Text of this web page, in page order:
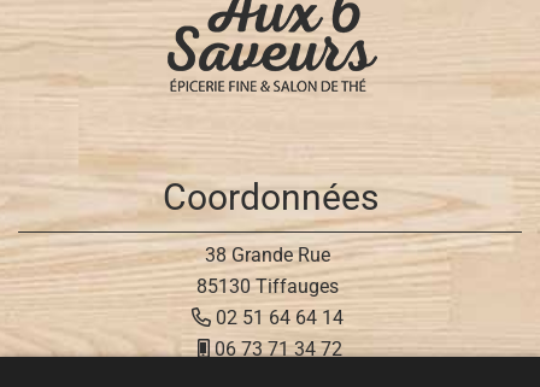
Coordonnées
38 Grande Rue
85130 Tiffauges
02 51 64 64 14
06 73 71 34 72